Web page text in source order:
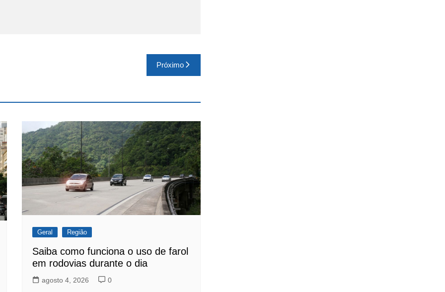
Próximo
Geral Região
Saiba como funciona o uso de farol
em rodovias durante o dia
agosto 4, 2026 0